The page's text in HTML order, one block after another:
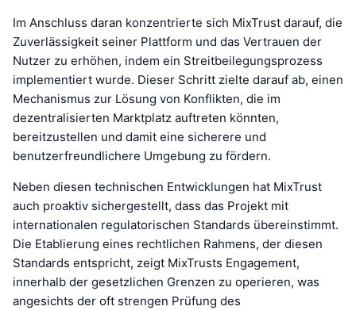
Im Anschluss daran konzentrierte sich MixTrust darauf, die
Zuverlässigkeit seiner Plattform und das Vertrauen der
Nutzer zu erhöhen, indem ein Streitbeilegungsprozess
implementiert wurde. Dieser Schritt zielte darauf ab, einen
Mechanismus zur Lösung von Konflikten, die im
dezentralisierten Marktplatz auftreten könnten,
bereitzustellen und damit eine sicherere und
benutzerfreundlichere Umgebung zu fördern.
Neben diesen technischen Entwicklungen hat MixTrust
auch proaktiv sichergestellt, dass das Projekt mit
internationalen regulatorischen Standards übereinstimmt.
Die Etablierung eines rechtlichen Rahmens, der diesen
Standards entspricht, zeigt MixTrusts Engagement,
innerhalb der gesetzlichen Grenzen zu operieren, was
angesichts der oft strengen Prüfung des